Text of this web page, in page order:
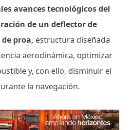
avances tecnológicos del
de un deflector de
proa, estructura diseñada
aerodinámica, optimizar
y, con ello, disminuir el
la navegación.